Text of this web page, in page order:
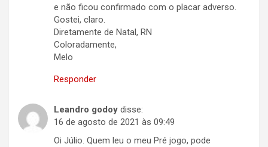
e não ficou confirmado com o placar adverso.
Gostei, claro.
Diretamente de Natal, RN
Coloradamente,
Melo
Responder
Leandro godoy disse:
16 de agosto de 2021 às 09:49
Oi Júlio. Quem leu o meu Pré jogo, pode